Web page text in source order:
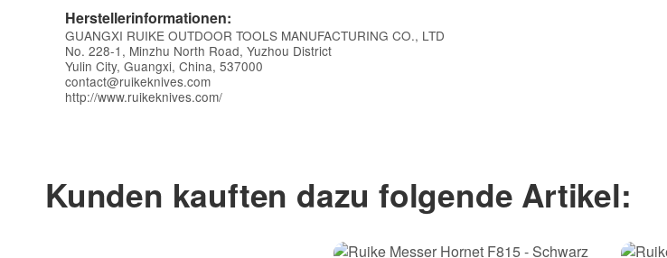
Herstellerinformationen:
GUANGXI RUIKE OUTDOOR TOOLS MANUFACTURING CO., LTD
No. 228-1, Minzhu North Road, Yuzhou District
Yulin City, Guangxi, China, 537000
contact@ruikeknives.com
http://www.ruikeknives.com/
Kunden kauften dazu folgende Artikel: